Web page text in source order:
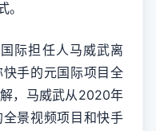
际担任人马威武离
手的元国际项目全
，马威武从2020年
景视频项目和快手